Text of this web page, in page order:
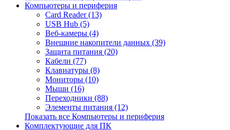
Компьютеры и периферия
Card Reader (13)
USB Hub (5)
Веб-камеры (4)
Внешние накопители данных (39)
Защита питания (20)
Кабели (77)
Клавиатуры (8)
Мониторы (10)
Мыши (16)
Переходники (88)
Элементы питания (12)
Показать все Компьютеры и периферия
Комплектующие для ПК